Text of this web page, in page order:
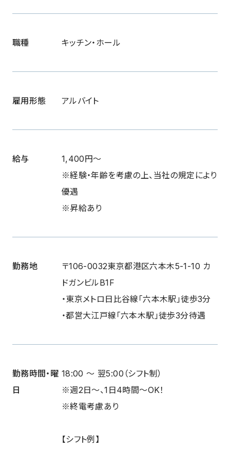
職種 キッチン・ホール
雇用形態 アルバイト
給与
1,400円〜
※経験・年齢を考慮の上、当社の規定により
優遇
※昇給あり
勤務地
〒106-0032東京都港区六本木5-1-10 カ
ドガンビルB1F
・東京メトロ日比谷線「六本木駅」徒歩3分
・都営大江戸線「六本木駅」徒歩3分待遇
勤務時間・曜
日
18:00 〜 翌5:00（シフト制）
※週2日〜、1日4時間〜OK！
※終電考慮あり
【シフト例】